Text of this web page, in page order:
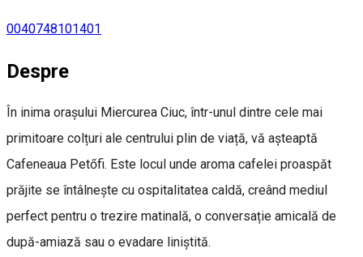
0040748101401
Despre
În inima orașului Miercurea Ciuc, într-unul dintre cele mai
primitoare colțuri ale centrului plin de viață, vă așteaptă
Cafeneaua Petőfi. Este locul unde aroma cafelei proaspăt
prăjite se întâlnește cu ospitalitatea caldă, creând mediul
perfect pentru o trezire matinală, o conversație amicală de
după-amiază sau o evadare liniștită.